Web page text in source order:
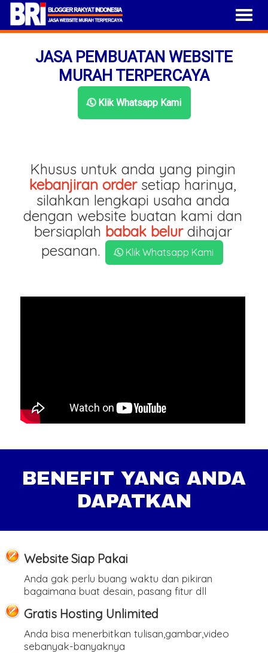
JASA PEMBUATAN WEBSITE
MURAH TERPERCAYA
Klik Whatsapp Kami
Khusus untuk anda yang pingin
kebanjiran ordersetiap harinya,
silahkan lengkapi usaha anda
dengan website buatan kami dan
bersiaplah babak belurdihajar
pesanan.
Klik Whatsapp Kami
BENEFIT YANG ANDA
DAPATKAN
Website Siap Pakai
Anda gak perlu buang waktu dan pikiran
bagaimana buat desain, pasang fitur dll
Gratis Hosting Unlimited
Anda bisa menerbitkan tulisan,gambar,video
sebanyak-banyaknya